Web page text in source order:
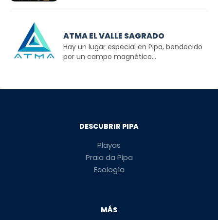
ATMA EL VALLE SAGRADO
Hay un lugar especial en Pipa, bendecido
por un campo magnético...
DESCUBRIR PIPA
Playas
Praia da Pipa
Ecología
MÁS